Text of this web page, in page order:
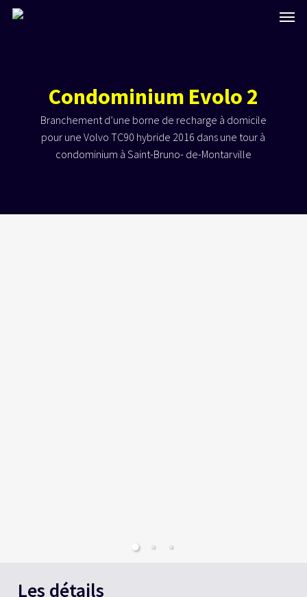
Skip
Menu
Condominium Evolo 2
Branchement d’une borne de recharge à domicile
pour une Volvo TC90 hybride 2016 dans une tour à
condominium à Saint-Bruno- de-Montarville
Les détails